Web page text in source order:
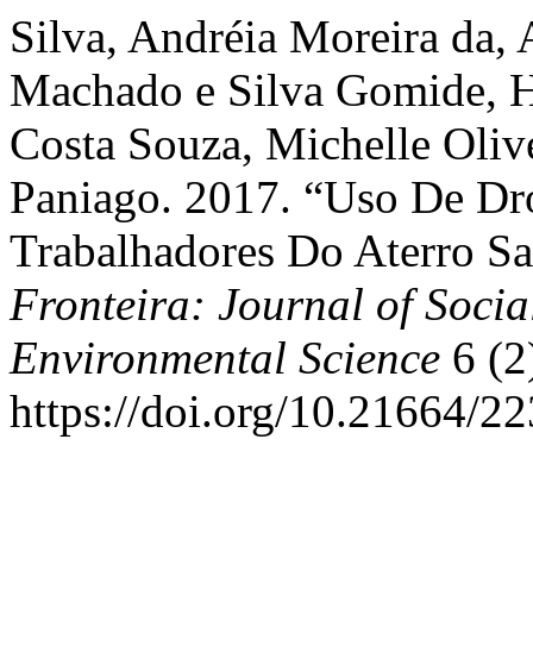
Silva, Andréia Moreira da,
Machado e Silva Gomide,
Costa Souza, Michelle
Paniago. 2017. “Uso De
Trabalhadores Do Aterro
Fronteira: Journal of
Environmental Science 6
https://doi.org/10.21664/